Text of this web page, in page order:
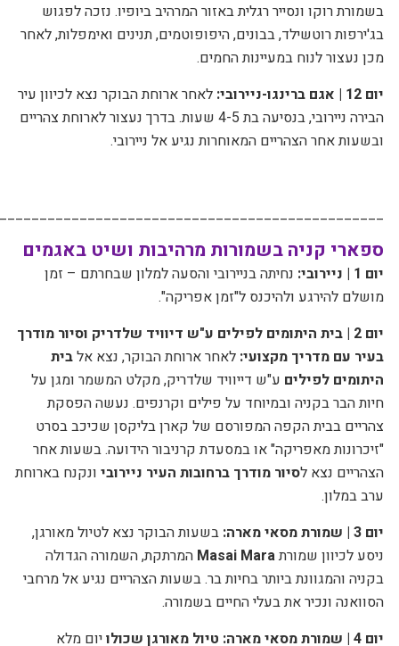
בשמורת רוקו ונסייר רגלית באזור המרהיב ביופיו. נזכה לפגוש
בג'ירפות רוטשילד, בבונים, היפופוטמים, תנינים ואימפלות, לאחר
מכן נעצור לנוח במעיינות החמים.
יום 12 | אגם ברינגו-ניירובי:
לאחר ארוחת הבוקר נצא לכיוון עיר
הבירה ניירובי, בנסיעה בת 4-5 שעות. בדרך נעצור לארוחת צהריים
ובשעות אחר הצהריים המאוחרות נגיע אל ניירובי.
ספארי קניה בשמורות מרהיבות ושיט באגמים
יום 1 | ניירובי:
נחיתה בניירובי והסעה למלון שבחרתם – זמן
מושלם להירגע ולהיכנס ל"זמן אפריקה".
יום 2 | בית היתומים לפילים ע"ש דיוויד שלדריק וסיור מודרך
בעיר עם מדריך מקצועי: לאחר ארוחת הבוקר, נצא אלבית
היתומים לפילים ע"ש דייוויד שלדריק, מקלט המשמר ומגן על
חיות הבר בקניה ובמיוחד על פילים וקרנפים. נעשה הפסקת
צהריים בבית הקפה המפורסם של קארן בליקסן שכיכב בסרט
"זיכרונות מאפריקה" או במסעדת קרניבור הידועה. בשעות אחר
הצהריים נצא לסיור מודרך ברחובות העיר ניירובי ונקנח בארוחת
ערב במלון.
יום 3 | שמורת מסאי מארה:
בשעות הבוקר נצא לטיול מאורגן,
ניסע לכיוון שמורתMasai Mara המרתקת, השמורה הגדולה
בקניה והמגוונת ביותר בחיות בר. בשעות הצהריים נגיע אל מרחבי
הסוואנה ונכיר את בעלי החיים בשמורה.
יום 4 | שמורת מסאי מארה: טיול מאורגן שכולו
יום מלא